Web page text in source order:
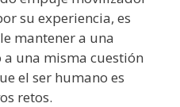
su experiencia, es
mantener a una
una misma cuestión
el ser humano es
retos.